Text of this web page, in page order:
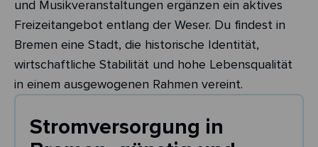
und Musikveranstaltungen ergänzen ein aktives
Freizeitangebot entlang der Weser. Du findest in
Bremen eine Stadt, die historische Identität,
wirtschaftliche Stabilität und hohe Lebensqualität
in einem ausgewogenen Rahmen vereint.
Stromversorgung in